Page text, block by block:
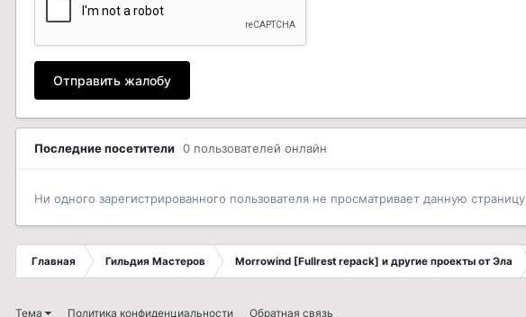
Отправить жалобу
Последние посетители 0 пользователей онлайн
Ни одного зарегистрированного пользователя не просматривает данную страницу
Главная Гильдия Мастеров Morrowind [Fullrest repack] и другие проекты от Эла
Тема Политика конфиденциальности Обратная связь